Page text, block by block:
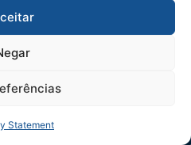
nossa Política de Privacidade.
Statement